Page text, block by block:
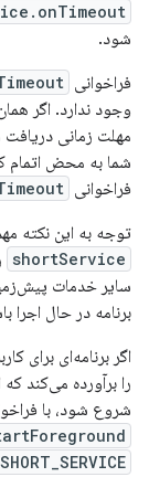
شود.
فراخوانی
وجود ندارد. اگر
شما به محض اتمام
فراخوانی
توجه به این نکته
shortService
سایر خدمات
برنامه در حال اجرا
اگر برنامه‌ای برای
را برآورده می‌کند
شروع شود، با